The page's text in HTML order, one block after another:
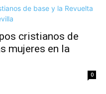
cristianos de
mujeres en la
0